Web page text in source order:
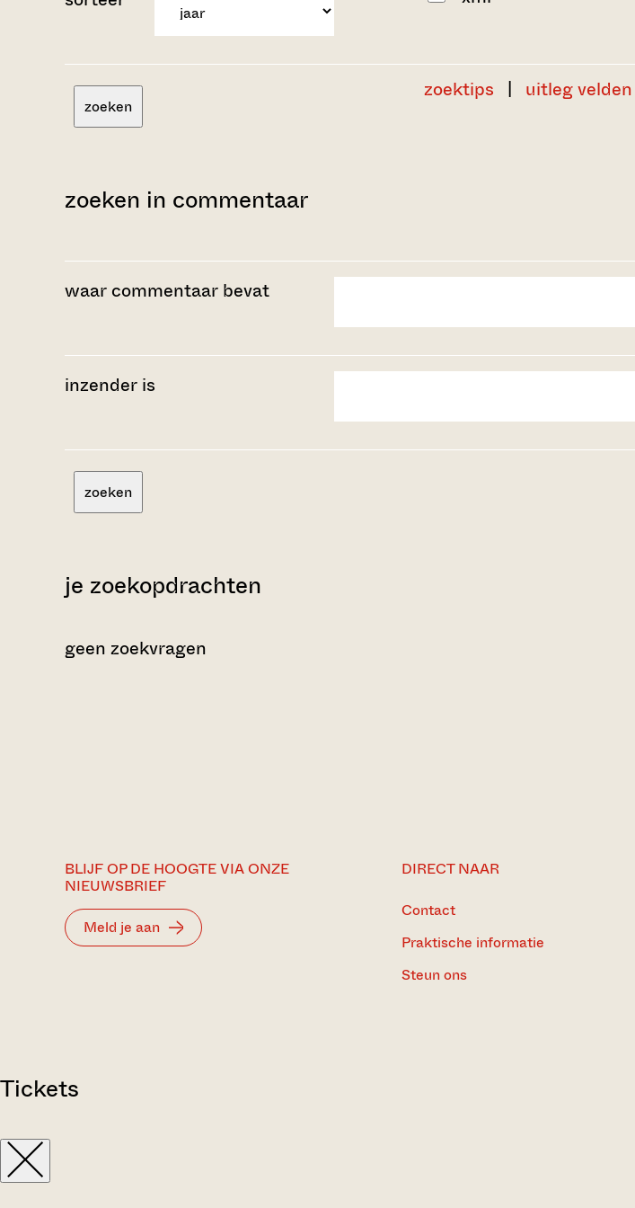
zoeken
zoektips | uitleg velden
zoeken in commentaar
waar commentaar bevat
inzender is
zoeken
je zoekopdrachten
geen zoekvragen
BLIJF OP DE HOOGTE VIA ONZE
NIEUWSBRIEF
Meld je aan
DIRECT NAAR
Contact
Praktische informatie
Steun ons
Tickets